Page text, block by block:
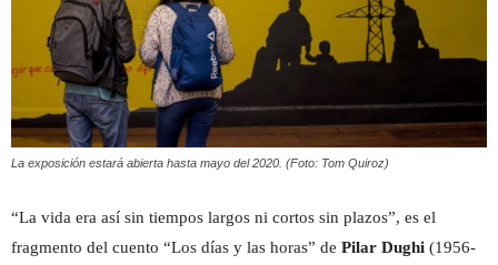
La exposición estará abierta hasta mayo del 2020. (Foto: Tom Quiroz)
“La vida era así sin tiempos largos ni cortos sin plazos”, es el
fragmento del cuento “Los días y las horas” de Pilar Dughi (1956-